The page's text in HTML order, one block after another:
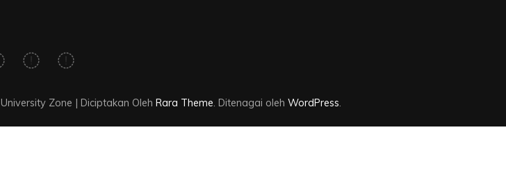
University Zone | Diciptakan Oleh Rara Theme. Ditenagai oleh WordPress.